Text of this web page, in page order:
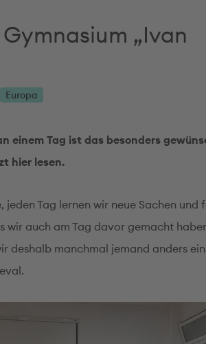
„Ivan
Europa
einem Tag ist das besonders
hier lesen.
jeden Tag lernen wir neue Sachen und
wir auch am Tag davor gemacht
deshalb manchmal jemand anders